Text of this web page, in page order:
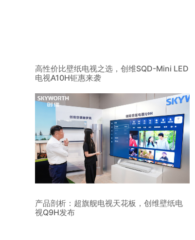
高性价比壁纸电视之选，创维SQD-Mini LED
电视A10H钜惠来袭
产品剖析：超旗舰电视天花板，创维壁纸电
视Q9H发布